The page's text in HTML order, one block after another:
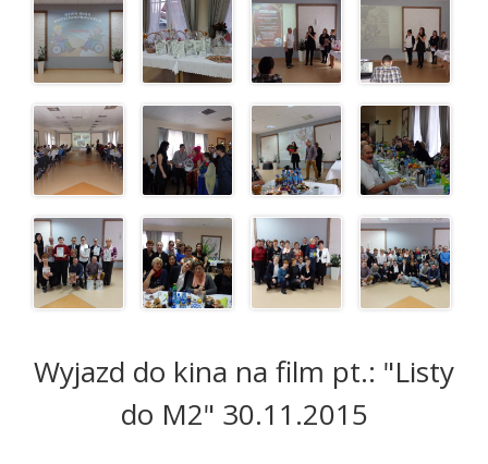
Wyjazd do kina na film pt.: "Listy
do M2" 30.11.2015